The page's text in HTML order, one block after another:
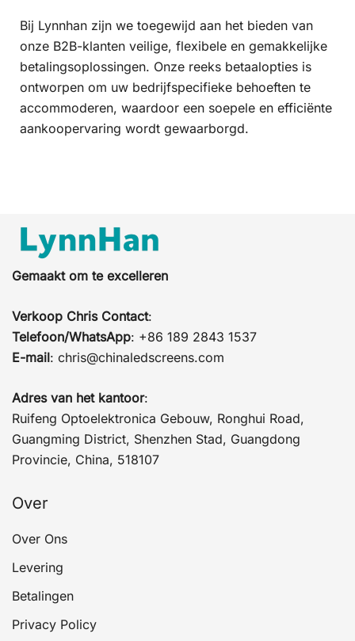
Bij Lynnhan zijn we toegewijd aan het bieden van
onze B2B-klanten veilige, flexibele en gemakkelijke
betalingsoplossingen. Onze reeks betaalopties is
ontworpen om uw bedrijfspecifieke behoeften te
accommoderen, waardoor een soepele en efficiënte
aankoopervaring wordt gewaarborgd.
Gemaakt om te excelleren
Verkoop Chris Contact:
Telefoon/WhatsApp: +86 189 2843 1537
E-mail: chris@chinaledscreens.com
Adres van het kantoor:
Ruifeng Optoelektronica Gebouw, Ronghui Road,
Guangming District, Shenzhen Stad, Guangdong
Provincie, China, 518107
Over
Over Ons
Levering
Betalingen
Privacy Policy